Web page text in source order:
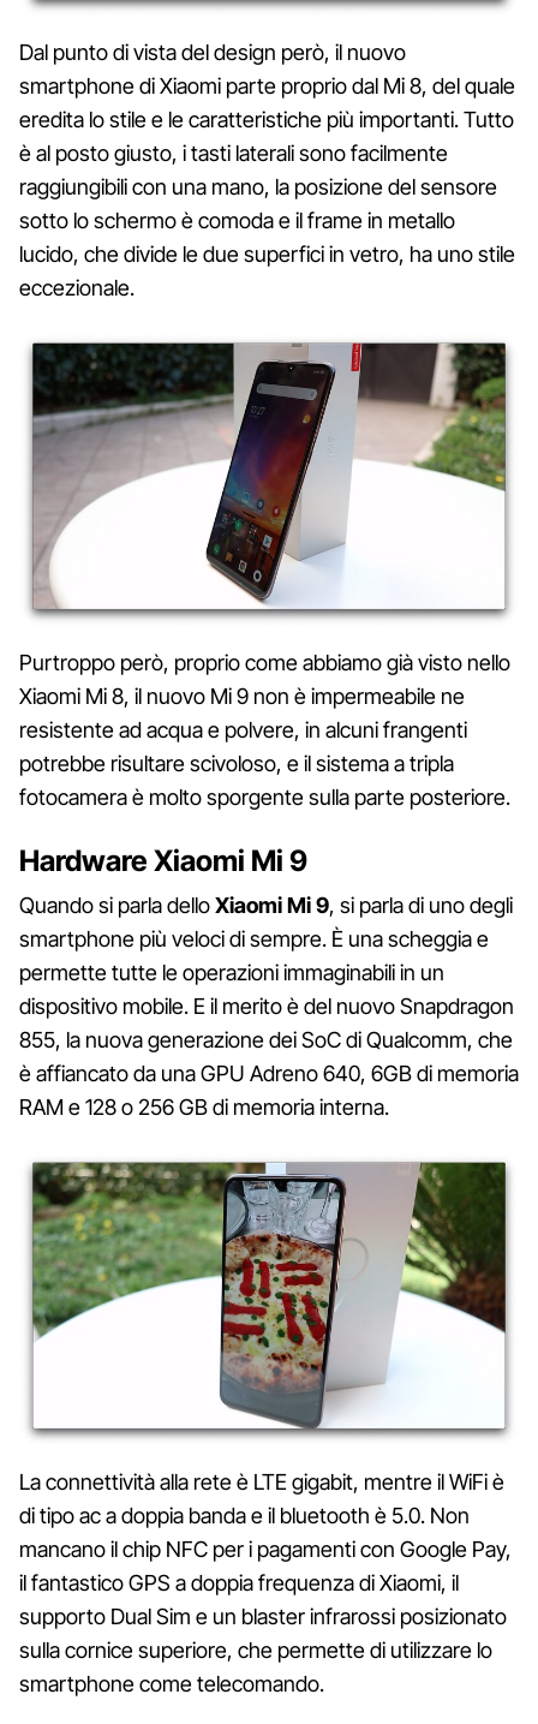
Dal punto di vista del design però, il nuovo
smartphone di Xiaomi parte proprio dal Mi 8, del quale
eredita lo stile e le caratteristiche più importanti. Tutto
è al posto giusto, i tasti laterali sono facilmente
raggiungibili con una mano, la posizione del sensore
sotto lo schermo è comoda e il frame in metallo
lucido, che divide le due superfici in vetro, ha uno stile
eccezionale.
Purtroppo però, proprio come abbiamo già visto nello
Xiaomi Mi 8, il nuovo Mi 9 non è impermeabile ne
resistente ad acqua e polvere, in alcuni frangenti
potrebbe risultare scivoloso, e il sistema a tripla
fotocamera è molto sporgente sulla parte posteriore.
Hardware Xiaomi Mi 9
Quando si parla delloXiaomi Mi 9, si parla di uno degli
smartphone più veloci di sempre. È una scheggia e
permette tutte le operazioni immaginabili in un
dispositivo mobile. E il merito è del nuovo Snapdragon
855, la nuova generazione dei SoC di Qualcomm, che
è affiancato da una GPU Adreno 640, 6GB di memoria
RAM e 128 o 256 GB di memoria interna.
La connettività alla rete è LTE gigabit, mentre il WiFi è
di tipo ac a doppia banda e il bluetooth è 5.0. Non
mancano il chip NFC per i pagamenti con Google Pay,
il fantastico GPS a doppia frequenza di Xiaomi, il
supporto Dual Sim e un blaster infrarossi posizionato
sulla cornice superiore, che permette di utilizzare lo
smartphone come telecomando.